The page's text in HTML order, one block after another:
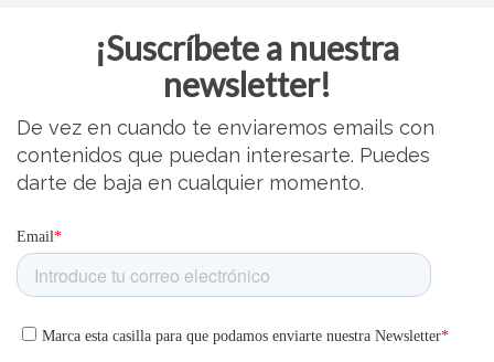
¡Suscríbete a nuestra
newsletter!
De vez en cuando te enviaremos emails con
contenidos que puedan interesarte. Puedes
darte de baja en cualquier momento.